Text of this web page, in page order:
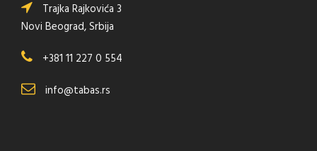
Trajka Rajkovića 3
Novi Beograd, Srbija
+381 11 227 0 554
info@tabas.rs